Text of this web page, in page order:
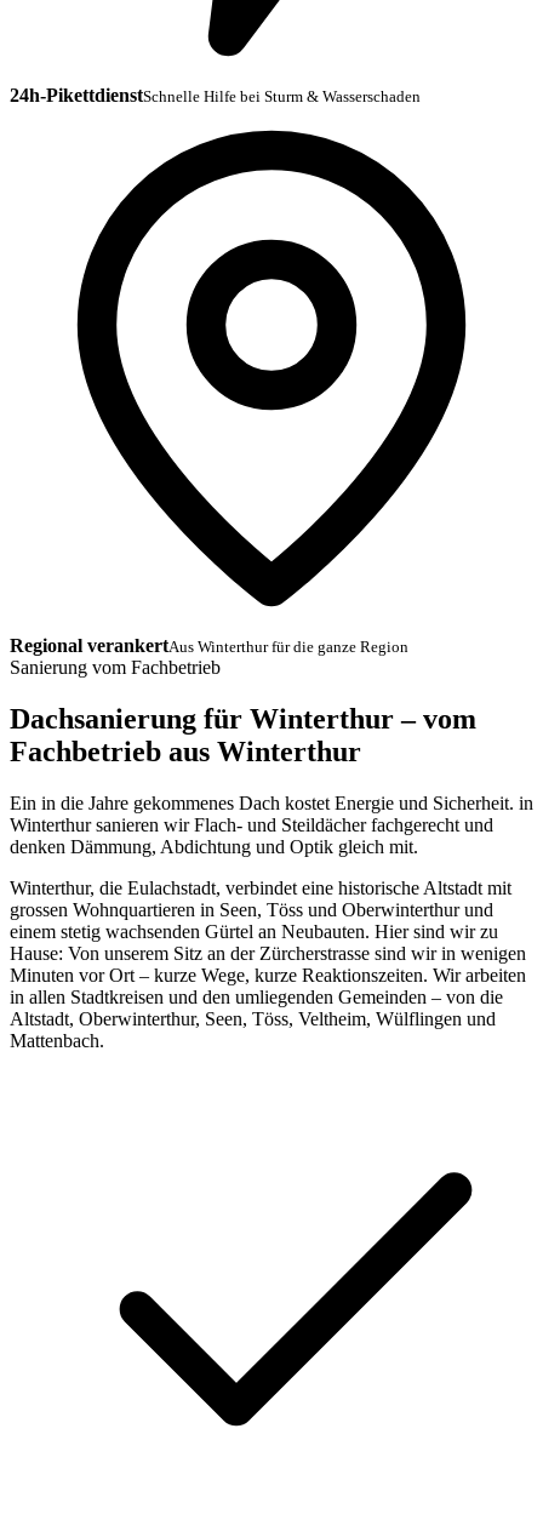
24h-PikettdienstSchnelle Hilfe bei Sturm & Wasserschaden
Regional verankertAus Winterthur für die ganze Region
Sanierung vom Fachbetrieb
Dachsanierung für Winterthur – vom
Fachbetrieb aus Winterthur
Ein in die Jahre gekommenes Dach kostet Energie und Sicherheit. in
Winterthur sanieren wir Flach- und Steildächer fachgerecht und
denken Dämmung, Abdichtung und Optik gleich mit.
Winterthur, die Eulachstadt, verbindet eine historische Altstadt mit
grossen Wohnquartieren in Seen, Töss und Oberwinterthur und
einem stetig wachsenden Gürtel an Neubauten. Hier sind wir zu
Hause: Von unserem Sitz an der Zürcherstrasse sind wir in wenigen
Minuten vor Ort – kurze Wege, kurze Reaktionszeiten. Wir arbeiten
in allen Stadtkreisen und den umliegenden Gemeinden – von die
Altstadt, Oberwinterthur, Seen, Töss, Veltheim, Wülflingen und
Mattenbach.